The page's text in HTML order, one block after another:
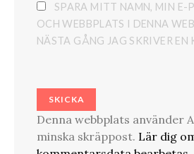
SPARA MITT NAMN, MIN E-
OCH WEBBPLATS I DENNA
NÄSTA GÅNG JAG SKRIVER EN
Denna webbplats använder
minska skräppost. Lär dig